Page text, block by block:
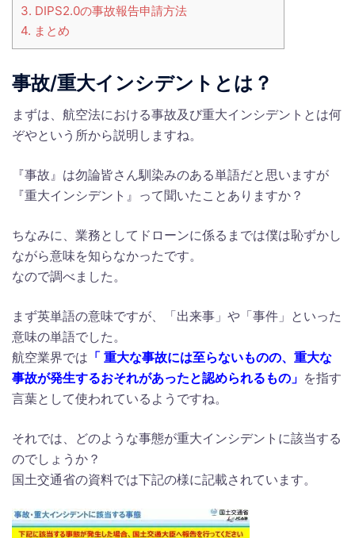
3. DIPS2.0の事故報告申請方法
4. まとめ
事故/重大インシデントとは？
まずは、航空法における事故及び重大インシデントとは何
ぞやという所から説明しますね。
『事故』は勿論皆さん馴染みのある単語だと思いますが
『重大インシデント』って聞いたことありますか？
ちなみに、業務としてドローンに係るまでは僕は恥ずかし
ながら意味を知らなかったです。
なので調べました。
まず英単語の意味ですが、「出来事」や「事件」といった
意味の単語でした。
航空業界では 「 重大な事故には至らないものの、重大な
事故が発生するおそれがあったと認められるもの」 を指す
言葉として使われているようですね。
それでは、どのような事態が重大インシデントに該当する
のでしょうか？
国土交通省の資料では下記の様に記載されています。